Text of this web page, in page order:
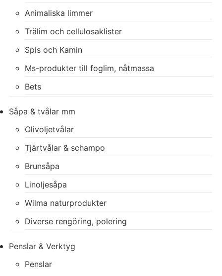
Animaliska limmer
Trälim och cellulosaklister
Spis och Kamin
Ms-produkter till foglim, nåtmassa
Bets
Såpa & tvålar mm
Olivoljetvålar
Tjärtvålar & schampo
Brunsåpa
Linoljesåpa
Wilma naturprodukter
Diverse rengöring, polering
Penslar & Verktyg
Penslar